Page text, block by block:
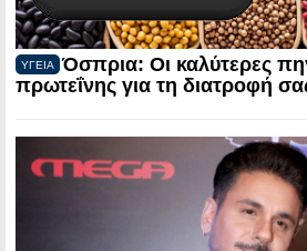
ΥΓΕΙΑ
Όσπρια: Οι καλύτερες
πρωτεΐνης για τη διατροφή